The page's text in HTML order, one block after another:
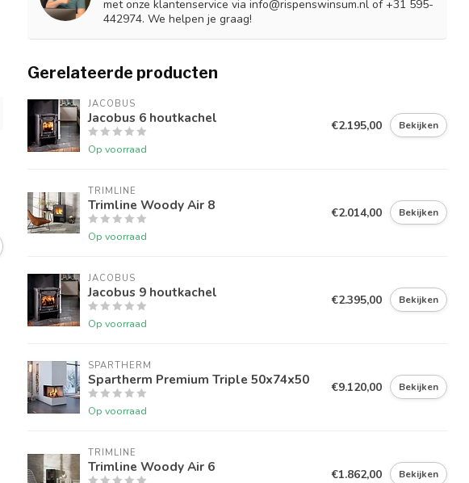
met onze klantenservice via info@rispenswinsum.nl of +31 595-
442974. We helpen je graag!
Gerelateerde producten
JACOBUS
Jacobus 6 houtkachel
Op voorraad
€2.195,00 Bekijken
TRIMLINE
Trimline Woody Air 8
Op voorraad
€2.014,00 Bekijken
JACOBUS
Jacobus 9 houtkachel
Op voorraad
€2.395,00 Bekijken
SPARTHERM
Spartherm Premium Triple 50x74x50
Op voorraad
€9.120,00 Bekijken
TRIMLINE
Trimline Woody Air 6 €1.862,00 Bekijken